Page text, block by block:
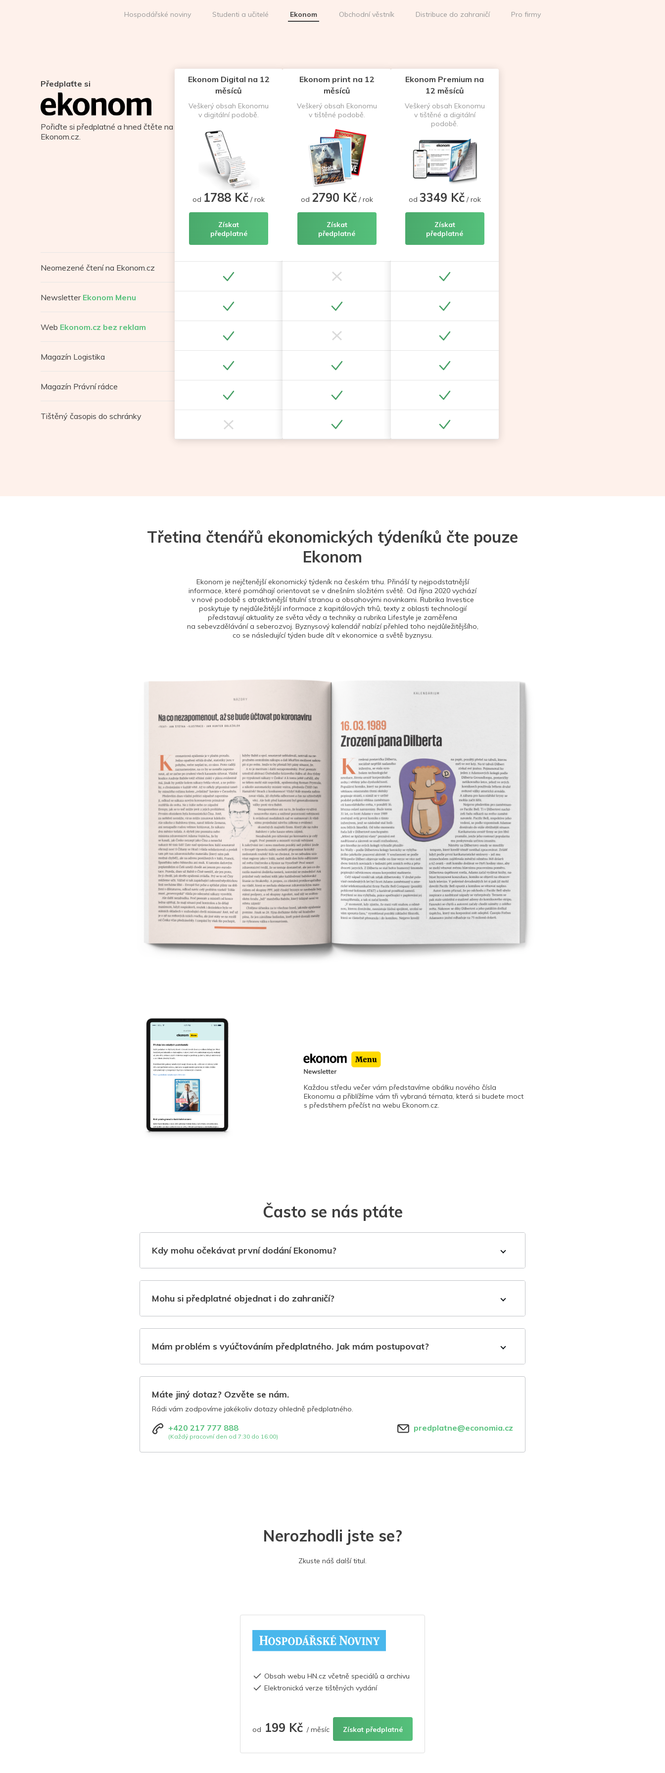
Hospodářské noviny Studenti a učitelé Ekonom Obchodní věstník Distribuce do zahraničí Pro firmy
Předplaťte si
Pořiďte si předplatné a hned čtěte na
Ekonom.cz.
Neomezené čtení na Ekonom.cz
Newsletter Ekonom Menu
Web Ekonom.cz bez reklam
Magazín Logistika
Magazín Právní rádce
Tištěný časopis do schránky
Ekonom Digital na 12
měsíců
Veškerý obsah Ekonomu
v digitální podobě.
od 1788 Kč / rok
Získat
předplatné
Ekonom print na 12
měsíců
Veškerý obsah Ekonomu
v tištěné podobě.
od 2790 Kč/ rok
Získat
předplatné
Ekonom Premium na
12 měsíců
Veškerý obsah Ekonomu
v tištěné a digitální
podobě.
od 3349 Kč/ rok
Získat
předplatné
Třetina čtenářů ekonomických týdeníků čte pouze
Ekonom
Ekonom je nejčtenější ekonomický týdeník na českém trhu. Přináší ty nejpodstatnější
informace, které pomáhají orientovat se v dnešním složitém světě. Od října 2020 vychází
v nové podobě s atraktivnější titulní stranou a obsahovými novinkami. Rubrika Investice
poskytuje ty nejdůležitější informace z kapitálových trhů, texty z oblasti technologií
představují aktuality ze světa vědy a techniky a rubrika Lifestyle je zaměřena
na sebevzdělávání a seberozvoj. Byznysový kalendář nabízí přehled toho nejdůležitějšího,
co se následující týden bude dít v ekonomice a světě byznysu.
Každou středu večer vám představíme obálku nového čísla
Ekonomu a přiblížíme vám tři vybraná témata, která si budete moct
s předstihem přečíst na webu Ekonom.cz.
Často se nás ptáte
Kdy mohu očekávat první dodání Ekonomu?
Mohu si předplatné objednat i do zahraničí?
Mám problém s vyúčtováním předplatného. Jak mám postupovat?
Máte jiný dotaz? Ozvěte se nám.
Rádi vám zodpovíme jakékoliv dotazy ohledně předplatného.
+420 217 777 888
(Každý pracovní den od 7:30 do 16:00)
predplatne@economia.cz
Nerozhodli jste se?
Zkuste náš další titul.
Obsah webu HN.cz včetně speciálů a archivu
Elektronická verze tištěných vydání
od 199 Kč / měsíc Získat předplatné